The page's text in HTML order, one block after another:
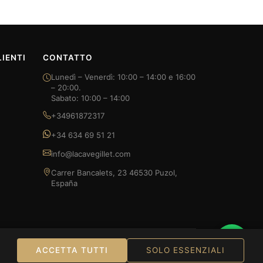
CONTATTO
Lunedì – Venerdì: 10:00 – 14:00 e 16:00
– 20:00.
Sabato: 10:00 – 14:00
+34961872317
+34 634 69 51 21
info@lacavegillet.com
Carrer Bancalets, 23 46530 Puzol,
España
Bizum
ACCETTA TUTTI SOLO ESSENZIALI